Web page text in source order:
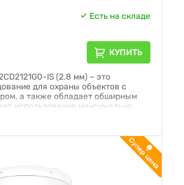
Есть на складе
КУПИТЬ
IS (2.8 мм) – это
для охраны объектов с
а также обладает обширным
использование максимально
системой сканирования.